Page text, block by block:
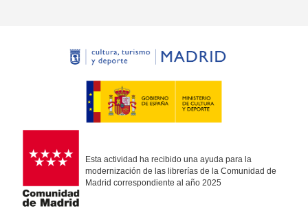
Esta actividad ha recibido una ayuda para la
modernización de las librerías de la Comunidad de
Madrid correspondiente al año 2025